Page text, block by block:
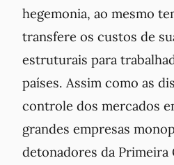
hegemonia, ao mesmo
transfere os custos de
estruturais para
países. Assim como as
controle dos mercados
grandes empresas
detonadores da Primeira